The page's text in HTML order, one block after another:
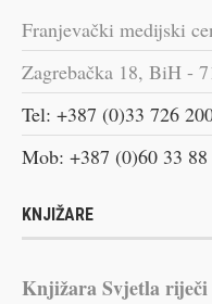
Franjevački medijski
Zagrebačka 18, BiH -
Tel: +387 (0)33 726
Mob: +387 (0)60 33 88
KNJIŽARE
Knjižara Svjetla